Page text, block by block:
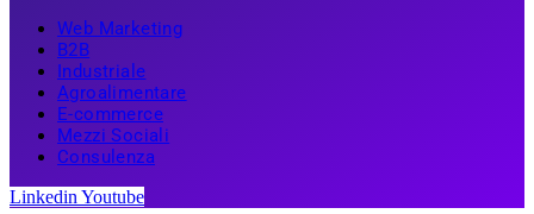
Web Marketing
B2B
Industriale
Agroalimentare
E-commerce
Mezzi Sociali
Consulenza
Linkedin Youtube